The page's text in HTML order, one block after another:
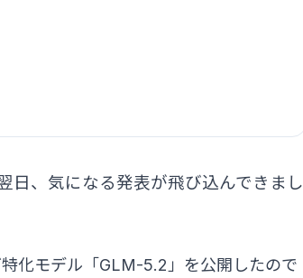
日、気になる発表が飛び込んできまし
化モデル「GLM-5.2」を公開したので